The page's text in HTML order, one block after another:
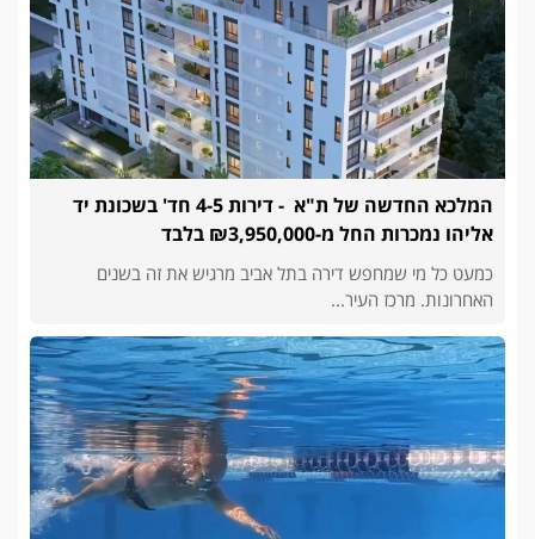
המלכא החדשה של ת"א - דירות 4-5 חד' בשכונת יד
אליהו נמכרות החל מ-₪3,950,000 בלבד
כמעט כל מי שמחפש דירה בתל אביב מרגיש את זה בשנים
האחרונות. מרכז העיר...